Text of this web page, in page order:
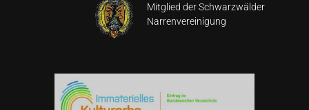
Mitglied der Schwarzwälder
Narrenvereinigung